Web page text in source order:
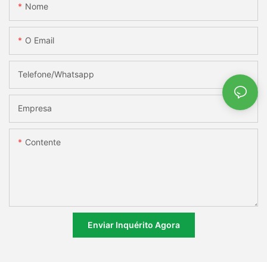
Nome
O Email
Telefone/whatsapp
Empresa
Contente
Enviar Inquérito Agora